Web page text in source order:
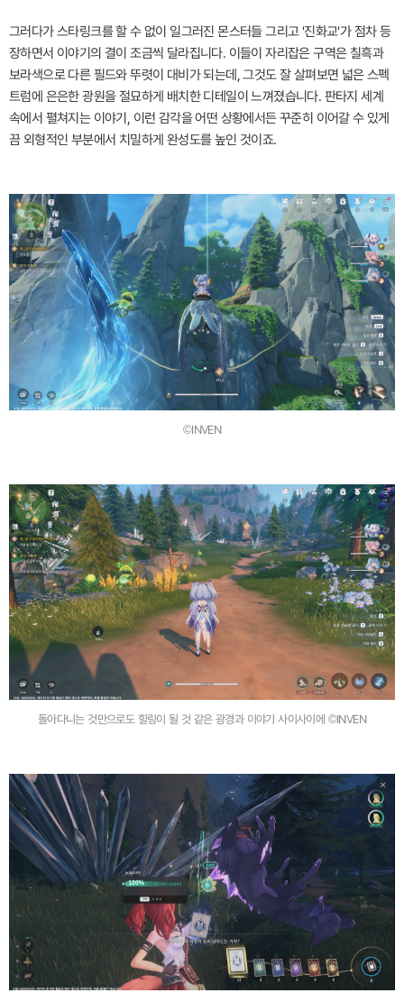
그러다가 스타링크를 할 수 없이 일그러진 몬스터들 그리고 '진화교'가 점차 등
장하면서 이야기의 결이 조금씩 달라집니다. 이들이 자리잡은 구역은 칠흑과
보라색으로 다른 필드와 뚜렷이 대비가 되는데, 그것도 잘 살펴보면 넓은 스펙
트럼에 은은한 광원을 절묘하게 배치한 디테일이 느껴졌습니다. 판타지 세계
속에서 펼쳐지는 이야기, 이런 감각을 어떤 상황에서든 꾸준히 이어갈 수 있게
끔 외형적인 부분에서 치밀하게 완성도를 높인 것이죠.
©INVEN
돌아다니는 것만으로도 힐링이 될 것 같은 광경과 이야기 사이사이에 ©INVEN